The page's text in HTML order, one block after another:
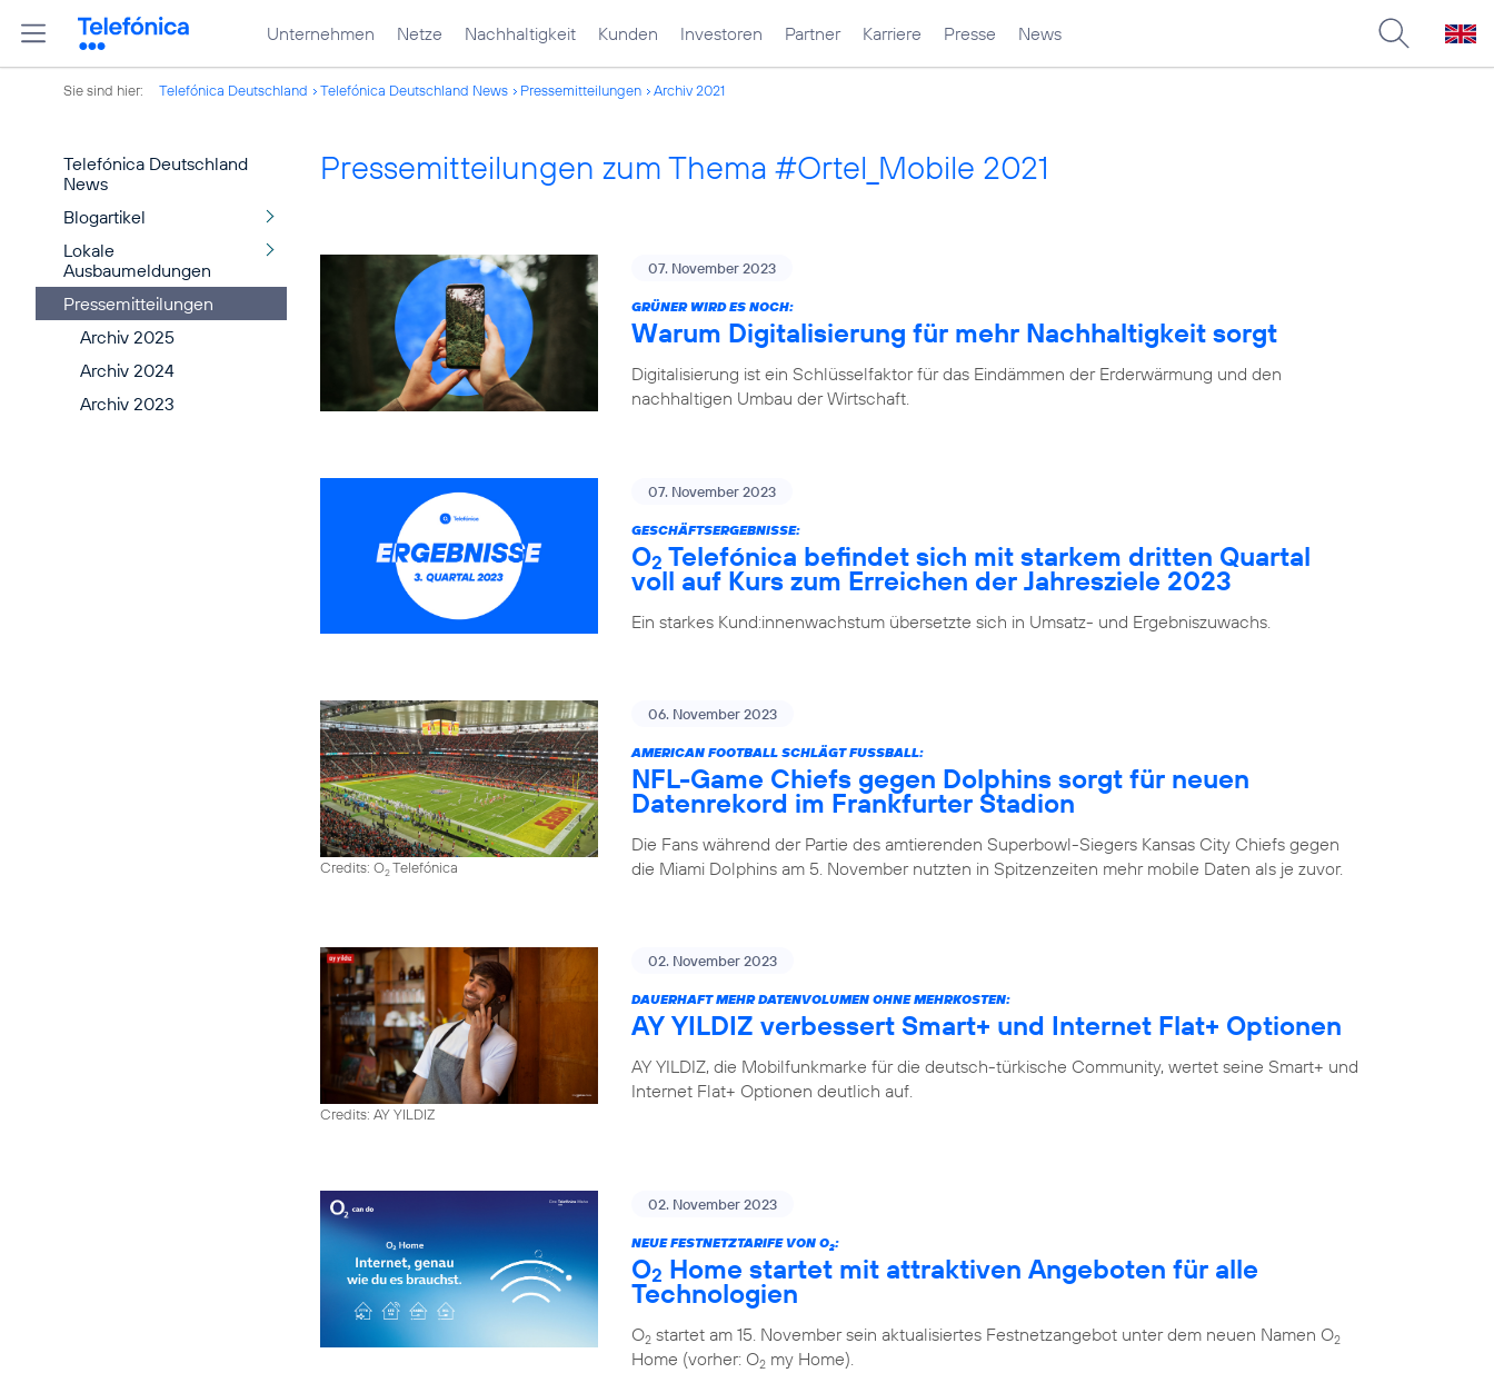
Unternehmen Netze Nachhaltigkeit Kunden Investoren Partner Karriere Presse News
Sie sind hier: Telefónica Deutschland Telefónica Deutschland News Pressemitteilungen Archiv 2021
Telefónica Deutschland
News
Blogartikel
Lokale
Ausbaumeldungen
Pressemitteilungen
Archiv 2025
Archiv 2024
Archiv 2023
Pressemitteilungen zum Thema #Ortel_Mobile 2021
07. November 2023
GRÜNER WIRD ES NOCH:
Warum Digitalisierung für mehr Nachhaltigkeit sorgt
Digitalisierung ist ein Schlüsselfaktor für das Eindämmen der Erderwärmung und den
nachhaltigen Umbau der Wirtschaft.
07. November 2023
GESCHÄFTSERGEBNISSE:
O2 Telefónica befindet sich mit starkem dritten Quartal
voll auf Kurs zum Erreichen der Jahresziele 2023
Ein starkes Kund:innenwachstum übersetzte sich in Umsatz- und Ergebniszuwachs.
Credits: O2Telefónica
06. November 2023
AMERICAN FOOTBALL SCHLÄGT FUSSBALL:
NFL-Game Chiefs gegen Dolphins sorgt für neuen
Datenrekord im Frankfurter Stadion
Die Fans während der Partie des amtierenden Superbowl-Siegers Kansas City Chiefs gegen
die Miami Dolphins am 5. November nutzten in Spitzenzeiten mehr mobile Daten als je zuvor.
Credits: AY YILDIZ
02. November 2023
DAUERHAFT MEHR DATENVOLUMEN OHNE MEHRKOSTEN:
AY YILDIZ verbessert Smart+ und Internet Flat+ Optionen
AY YILDIZ, die Mobilfunkmarke für die deutsch-türkische Community, wertet seine Smart+ und
Internet Flat+ Optionen deutlich auf.
02. November 2023
NEUE FESTNETZTARIFE VON O2:
O2 Home startet mit attraktiven Angeboten für alle
Technologien
O2 startet am 15. November sein aktualisiertes Festnetzangebot unter dem neuen Namen O2
Home (vorher: O2 my Home).